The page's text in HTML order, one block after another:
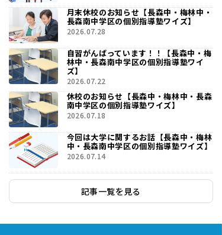
月末休校のお知らせ【長森中・梅林中・
長森南中学区の個別指導塾ワイズ】
2026.07.28
自習がんばっています！！【長森中・梅
林中・長森南中学区の個別指導塾ワイ
ズ】
2026.07.22
休校のお知らせ【長森中・梅林中・長森
南中学区の個別指導塾ワイズ】
2026.07.18
今回は大学に関するお話【長森中・梅林
中・長森南中学区の個別指導塾ワイズ】
2026.07.14
記事一覧を見る